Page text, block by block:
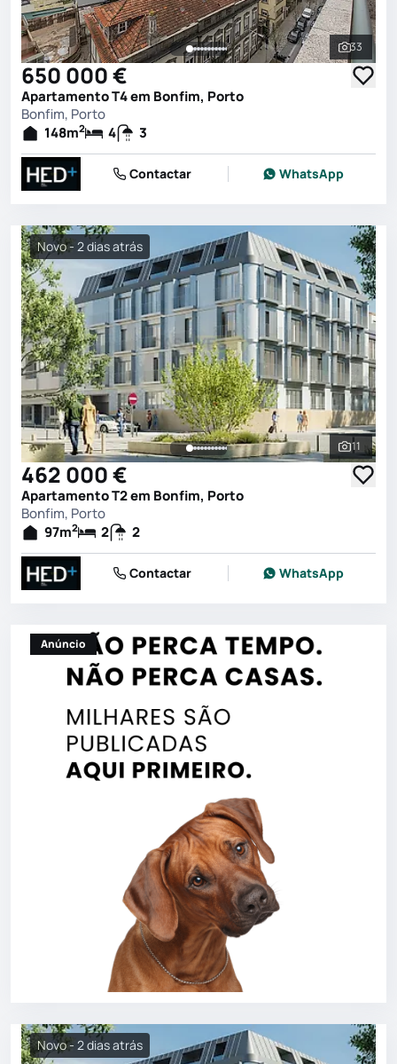
Ver
33
650 000 €
Apartamento T4 em Bonfim, Porto
Bonfim, Porto
148m2 4 3
Contactar WhatsApp
Ver
11
Novo - 2 dias atrás
462 000 €
Apartamento T2 em Bonfim, Porto
Bonfim, Porto
97m2 2 2
Contactar WhatsApp
Anúncio
Novo - 2 dias atrás